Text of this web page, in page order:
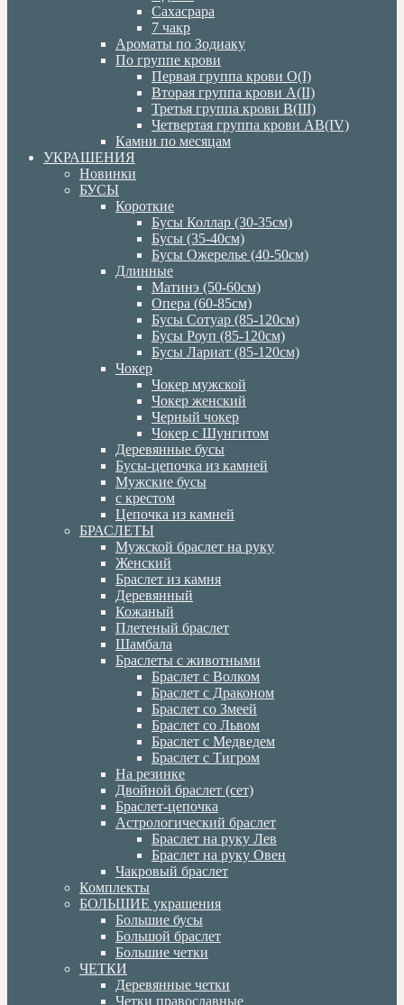
Сахасрара
7 чакр
Ароматы по Зодиаку
По группе крови
Первая группа крови О(I)
Вторая группа крови А(II)
Третья группа крови В(III)
Четвертая группа крови АВ(IV)
Камни по месяцам
УКРАШЕНИЯ
Новинки
БУСЫ
Короткие
Бусы Коллар (30-35см)
Бусы (35-40см)
Бусы Ожерелье (40-50см)
Длинные
Матинэ (50-60см)
Опера (60-85см)
Бусы Сотуар (85-120см)
Бусы Роуп (85-120см)
Бусы Лариат (85-120см)
Чокер
Чокер мужской
Чокер женский
Черный чокер
Чокер с Шунгитом
Деревянные бусы
Бусы-цепочка из камней
Мужские бусы
с крестом
Цепочка из камней
БРАСЛЕТЫ
Мужской браслет на руку
Женский
Браслет из камня
Деревянный
Кожаный
Плетеный браслет
Шамбала
Браслеты с животными
Браслет с Волком
Браслет с Драконом
Браслет со Змеей
Браслет со Львом
Браслет с Медведем
Браслет с Тигром
На резинке
Двойной браслет (сет)
Браслет-цепочка
Астрологический браслет
Браслет на руку Лев
Браслет на руку Овен
Чакровый браслет
Комплекты
БОЛЬШИЕ украшения
Большие бусы
Большой браслет
Большие четки
ЧЕТКИ
Деревянные четки
Четки православные